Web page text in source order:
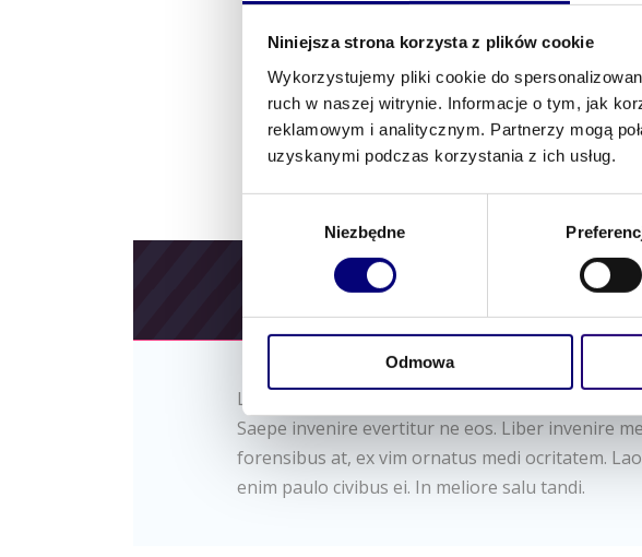
Niniejsza strona korzysta z plików cookie
Wykorzystujemy pliki cookie do
ruch w naszej witrynie. Informacje o tym, jak
reklamowym i analitycznym. Partnerzy mogą
uzyskanymi podczas korzystania z ich usług.
Niezbędne
Odmowa
OPIS
Lorem ipsum dolor sit amet, eu mea modus
Saepe invenire evertitur ne eos. Liber invenire
forensibus at, ex vim ornatus medi ocritatem.
enim paulo civibus ei. In meliore salu tandi.